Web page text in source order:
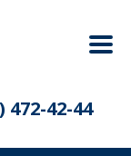
472-42-44